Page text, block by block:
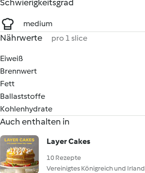
Schwierigkeitsgrad
medium
Nährwerte pro 1 slice
Eiweiß
Brennwert
Fett
Ballaststoffe
Kohlenhydrate
Auch enthalten in
Layer Cakes
10 Rezepte
Vereinigtes Königreich und Irland